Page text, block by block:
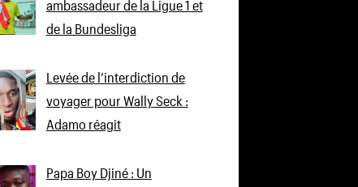
ambassadeur de la Ligue 1 et
de la Bundesliga
Levée de l’interdiction de
voyager pour Wally Seck :
Adamo réagit
Papa Boy Djiné : Un